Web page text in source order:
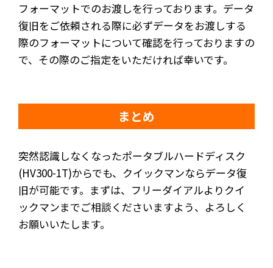
フォーマットでのお渡しを行っております。データ
復旧をご依頼される際に必ずデータをお渡しする
際のフォーマットについて確認を行っておりますの
で、その際のご指定をいただければ幸いです。
まとめ
突然認識しなくなったポータブルハードディスク
(HV300-1T)からでも、クイックマンならデータ復
旧が可能です。まずは、フリーダイアルよりクイ
ックマンまでご相談くださいますよう、よろしく
お願いいたします。